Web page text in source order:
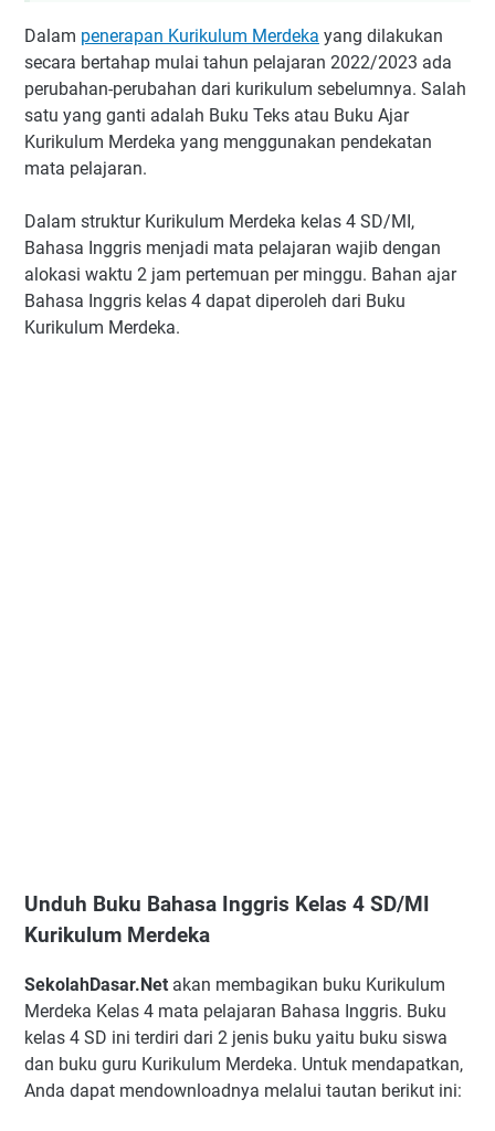
Dalam penerapan Kurikulum Merdeka yang dilakukan
secara bertahap mulai tahun pelajaran 2022/2023 ada
perubahan-perubahan dari kurikulum sebelumnya. Salah
satu yang ganti adalah Buku Teks atau Buku Ajar
Kurikulum Merdeka yang menggunakan pendekatan
mata pelajaran.
Dalam struktur Kurikulum Merdeka kelas 4 SD/MI,
Bahasa Inggris menjadi mata pelajaran wajib dengan
alokasi waktu 2 jam pertemuan per minggu. Bahan ajar
Bahasa Inggris kelas 4 dapat diperoleh dari Buku
Kurikulum Merdeka.
Unduh Buku Bahasa Inggris Kelas 4 SD/MI
Kurikulum Merdeka
SekolahDasar.Net akan membagikan buku Kurikulum
Merdeka Kelas 4 mata pelajaran Bahasa Inggris. Buku
kelas 4 SD ini terdiri dari 2 jenis buku yaitu buku siswa
dan buku guru Kurikulum Merdeka. Untuk mendapatkan,
Anda dapat mendownloadnya melalui tautan berikut ini: